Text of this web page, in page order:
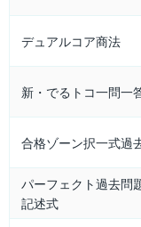
デュアルコア商法
新・でるトコ一問一
合格ゾーン択一式過
パーフェクト過去問
記述式